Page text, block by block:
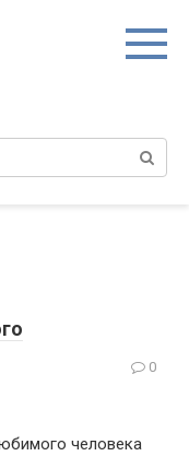
0
человека